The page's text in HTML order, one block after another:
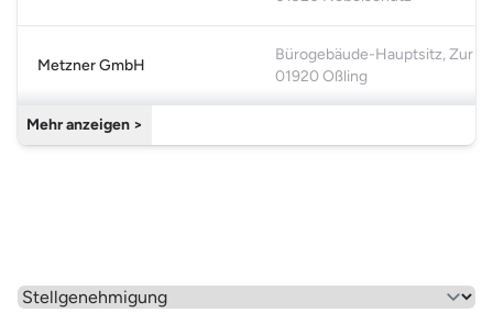
Cookie-Einstellungen öffnen
Metzner GmbH
Bürogebäude-Hauptsitz, Zur
01920 Oßling
Mehr anzeigen >
Wähle einen Menüpunkt aus